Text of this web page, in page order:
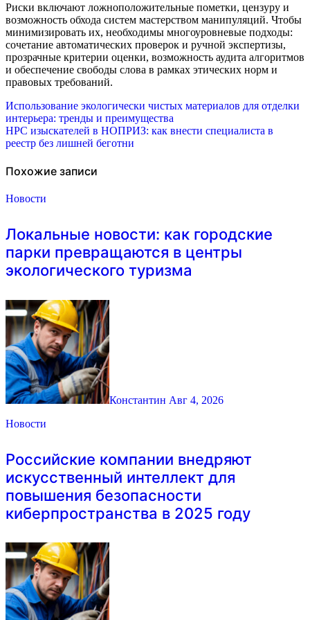
Риски включают ложноположительные пометки, цензуру и
возможность обхода систем мастерством манипуляций. Чтобы
минимизировать их, необходимы многоуровневые подходы:
сочетание автоматических проверок и ручной экспертизы,
прозрачные критерии оценки, возможность аудита алгоритмов
и обеспечение свободы слова в рамках этических норм и
правовых требований.
Навигация
по
записям
Использование экологически чистых материалов для отделки
интерьера: тренды и преимущества
НРС изыскателей в НОПРИЗ: как внести специалиста в
реестр без лишней беготни
Похожие записи
Новости
Локальные новости: как городские
парки превращаются в центры
экологического туризма
Константин Авг 4, 2026
Новости
Российские компании внедряют
искусственный интеллект для
повышения безопасности
киберпространства в 2025 году